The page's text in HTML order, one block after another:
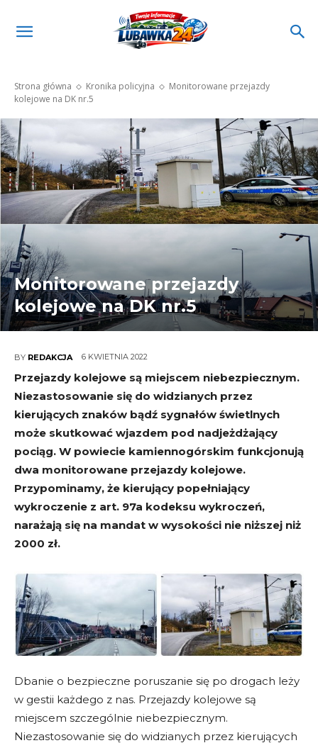
Strona główna Kronika policyjna
Monitorowane przejazdy
kolejowe na DK nr.5
Monitorowane przejazdy
kolejowe na DK nr.5
BY REDAKCJA 6 KWIETNIA 2022
Przejazdy kolejowe są miejscem niebezpiecznym.
Niezastosowanie się do widzianych przez
kierujących znaków bądź sygnałów świetlnych
może skutkować wjazdem pod nadjeżdżający
pociąg. W powiecie kamiennogórskim funkcjonują
dwa monitorowane przejazdy kolejowe.
Przypominamy, że kierujący popełniający
wykroczenie z art. 97a kodeksu wykroczeń,
narażają się na mandat w wysokości nie niższej niż
2000 zł.
Dbanie o bezpieczne poruszanie się po drogach leży
w gestii każdego z nas. Przejazdy kolejowe są
miejscem szczególnie niebezpiecznym.
Niezastosowanie się do widzianych przez kierujących